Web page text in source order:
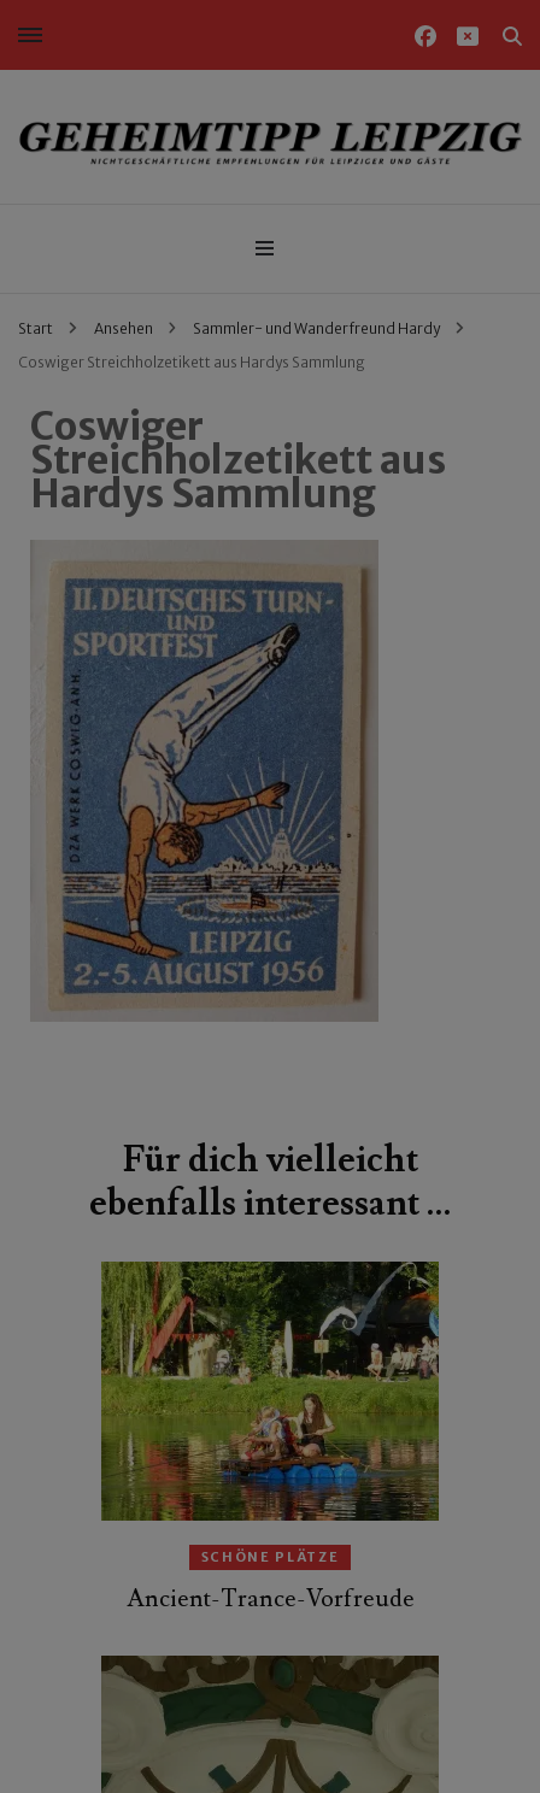
Nichtgeschäftliche Empfehlungen für Leipziger und Gäste
Start Ansehen
Sammler- und Wanderfreund Hardy
Coswiger Streichholzetikett aus Hardys Sammlung
Coswiger
Streichholzetikett aus
Hardys Sammlung
Für dich vielleicht
ebenfalls interessant …
SCHÖNE PLÄTZE
Ancient-Trance-Vorfreude